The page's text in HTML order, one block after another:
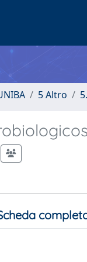
5 Altro